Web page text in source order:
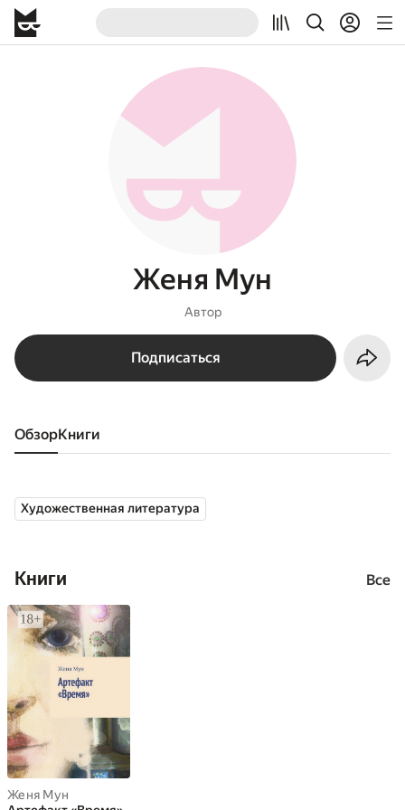
Женя Мун
Автор
Подписаться
Обзор книги
Художественная литература
Книги Все
Женя Мун